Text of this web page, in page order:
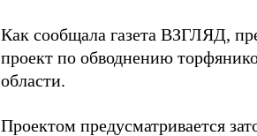
Как сообщала газета ВЗГЛЯД,
проект по обводнению
области.
Проектом предусматривается